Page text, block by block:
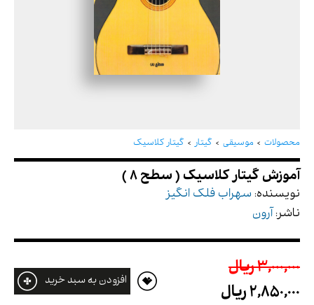
محصولات موسیقی گیتار گیتار کلاسیک
آموزش گیتار کلاسیک ( سطح 8 )
نویسنده: سهراب فلک انگیز
ناشر: آرون
3,000,000 ريال
2,850,000 ريال
افزودن به سبد خرید